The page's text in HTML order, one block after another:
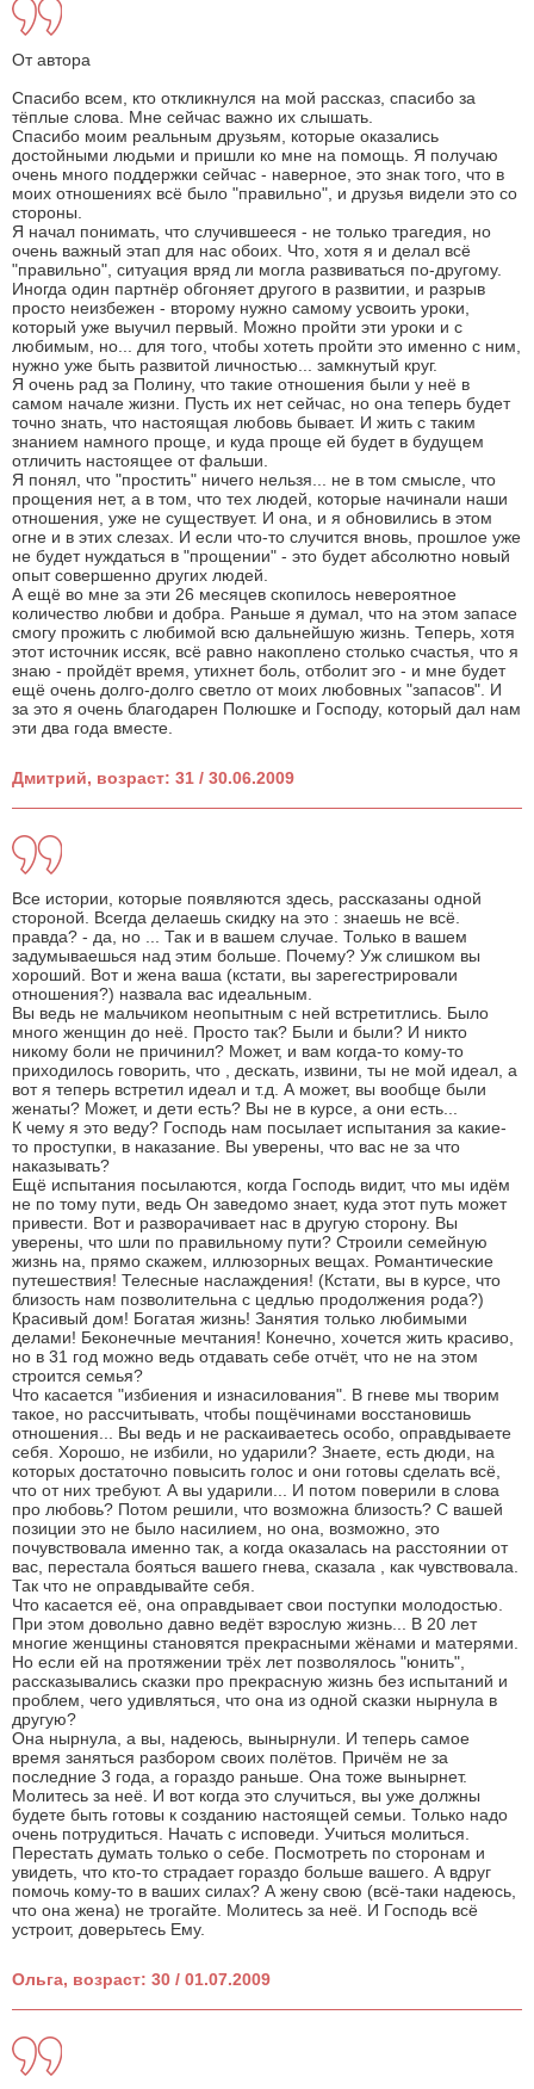
От автора
Спасибо всем, кто откликнулся на мой рассказ, спасибо за
тёплые слова. Мне сейчас важно их слышать.
Спасибо моим реальным друзьям, которые оказались
достойными людьми и пришли ко мне на помощь. Я получаю
очень много поддержки сейчас - наверное, это знак того, что в
моих отношениях всё было "правильно", и друзья видели это со
стороны.
Я начал понимать, что случившееся - не только трагедия, но
очень важный этап для нас обоих. Что, хотя я и делал всё
"правильно", ситуация вряд ли могла развиваться по-другому.
Иногда один партнёр обгоняет другого в развитии, и разрыв
просто неизбежен - второму нужно самому усвоить уроки,
который уже выучил первый. Можно пройти эти уроки и с
любимым, но... для того, чтобы хотеть пройти это именно с ним,
нужно уже быть развитой личностью... замкнутый круг.
Я очень рад за Полину, что такие отношения были у неё в
самом начале жизни. Пусть их нет сейчас, но она теперь будет
точно знать, что настоящая любовь бывает. И жить с таким
знанием намного проще, и куда проще ей будет в будущем
отличить настоящее от фальши.
Я понял, что "простить" ничего нельзя... не в том смысле, что
прощения нет, а в том, что тех людей, которые начинали наши
отношения, уже не существует. И она, и я обновились в этом
огне и в этих слезах. И если что-то случится вновь, прошлое уже
не будет нуждаться в "прощении" - это будет абсолютно новый
опыт совершенно других людей.
А ещё во мне за эти 26 месяцев скопилось невероятное
количество любви и добра. Раньше я думал, что на этом запасе
смогу прожить с любимой всю дальнейшую жизнь. Теперь, хотя
этот источник иссяк, всё равно накоплено столько счастья, что я
знаю - пройдёт время, утихнет боль, отболит эго - и мне будет
ещё очень долго-долго светло от моих любовных "запасов". И
за это я очень благодарен Полюшке и Господу, который дал нам
эти два года вместе.
Дмитрий, возраст: 31 / 30.06.2009
Все истории, которые появляются здесь, рассказаны одной
стороной. Всегда делаешь скидку на это : знаешь не всё.
правда? - да, но ... Так и в вашем случае. Только в вашем
задумываешься над этим больше. Почему? Уж слишком вы
хороший. Вот и жена ваша (кстати, вы зарегестрировали
отношения?) назвала вас идеальным.
Вы ведь не мальчиком неопытным с ней встретитлись. Было
много женщин до неё. Просто так? Были и были? И никто
никому боли не причинил? Может, и вам когда-то кому-то
приходилось говорить, что , дескать, извини, ты не мой идеал, а
вот я теперь встретил идеал и т.д. А может, вы вообще были
женаты? Может, и дети есть? Вы не в курсе, а они есть...
К чему я это веду? Господь нам посылает испытания за какие-
то проступки, в наказание. Вы уверены, что вас не за что
наказывать?
Ещё испытания посылаются, когда Господь видит, что мы идём
не по тому пути, ведь Он заведомо знает, куда этот путь может
привести. Вот и разворачивает нас в другую сторону. Вы
уверены, что шли по правильному пути? Строили семейную
жизнь на, прямо скажем, иллюзорных вещах. Романтические
путешествия! Телесные наслаждения! (Кстати, вы в курсе, что
близость нам позволительна с цедлью продолжения рода?)
Красивый дом! Богатая жизнь! Занятия только любимыми
делами! Беконечные мечтания! Конечно, хочется жить красиво,
но в 31 год можно ведь отдавать себе отчёт, что не на этом
строится семья?
Что касается "избиения и изнасилования". В гневе мы творим
такое, но рассчитывать, чтобы пощёчинами восстановишь
отношения... Вы ведь и не раскаиваетесь особо, оправдываете
себя. Хорошо, не избили, но ударили? Знаете, есть дюди, на
которых достаточно повысить голос и они готовы сделать всё,
что от них требуют. А вы ударили... И потом поверили в слова
про любовь? Потом решили, что возможна близость? С вашей
позиции это не было насилием, но она, возможно, это
почувствовала именно так, а когда оказалась на расстоянии от
вас, перестала бояться вашего гнева, сказала , как чувствовала.
Так что не оправдывайте себя.
Что касается её, она оправдывает свои поступки молодостью.
При этом довольно давно ведёт взрослую жизнь... В 20 лет
многие женщины становятся прекрасными жёнами и матерями.
Но если ей на протяжении трёх лет позволялось "юнить",
рассказывались сказки про прекрасную жизнь без испытаний и
проблем, чего удивляться, что она из одной сказки нырнула в
другую?
Она нырнула, а вы, надеюсь, вынырнули. И теперь самое
время заняться разбором своих полётов. Причём не за
последние 3 года, а гораздо раньше. Она тоже вынырнет.
Молитесь за неё. И вот когда это случиться, вы уже должны
будете быть готовы к созданию настоящей семьи. Только надо
очень потрудиться. Начать с исповеди. Учиться молиться.
Перестать думать только о себе. Посмотреть по сторонам и
увидеть, что кто-то страдает гораздо больше вашего. А вдруг
помочь кому-то в ваших силах? А жену свою (всё-таки надеюсь,
что она жена) не трогайте. Молитесь за неё. И Господь всё
устроит, доверьтесь Ему.
Ольга, возраст: 30 / 01.07.2009